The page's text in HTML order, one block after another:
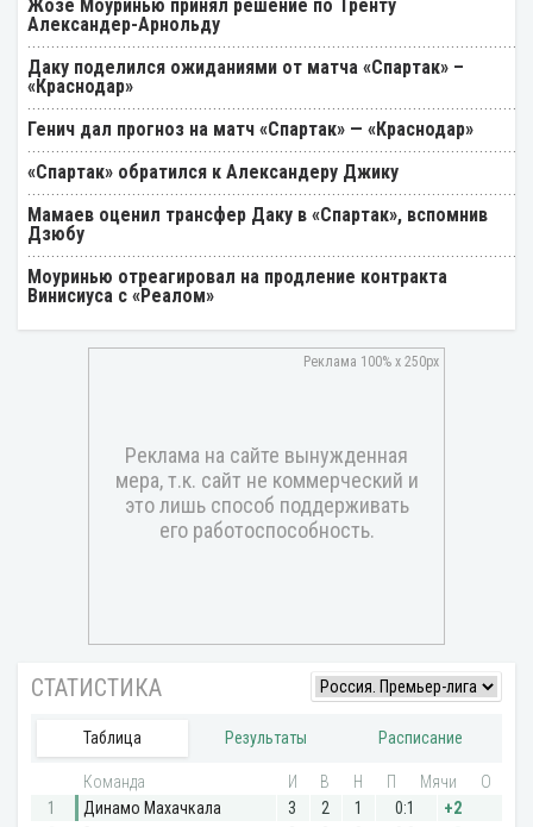
Жозе Моуринью принял решение по Тренту
Александер-Арнольду
Даку поделился ожиданиями от матча «Спартак» –
«Краснодар»
Генич дал прогноз на матч «Спартак» — «Краснодар»
«Спартак» обратился к Александеру Джику
Мамаев оценил трансфер Даку в «Спартак», вспомнив
Дзюбу
Моуринью отреагировал на продление контракта
Винисиуса с «Реалом»